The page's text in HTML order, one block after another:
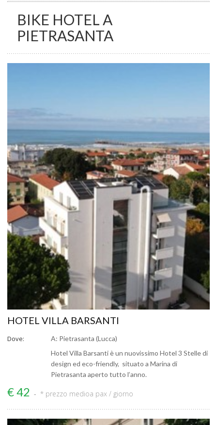
BIKE HOTEL A
PIETRASANTA
HOTEL VILLA BARSANTI
Dove:
A: Pietrasanta (Lucca)
Hotel Villa Barsanti è un nuovissimo Hotel 3 Stelle di
design ed eco-friendly, situato a Marina di
Pietrasanta aperto tutto l’anno.
€ 42 * prezzo medioa pax / giorno